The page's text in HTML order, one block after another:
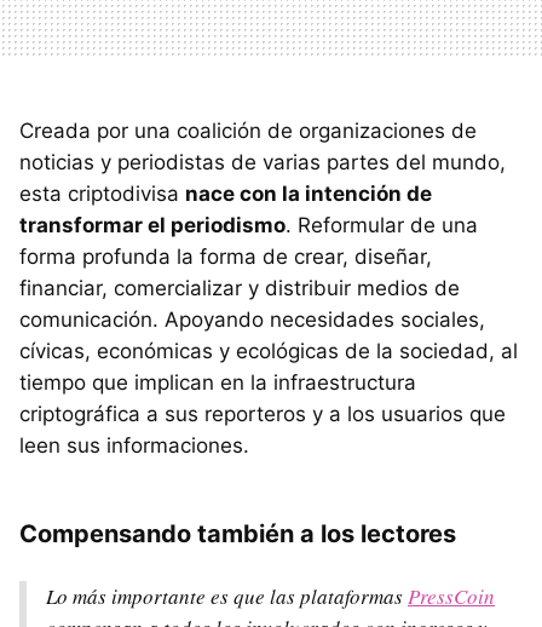
Creada por una coalición de organizaciones de
noticias y periodistas de varias partes del mundo,
esta criptodivisa nace con la intención de
transformar el periodismo. Reformular de una
forma profunda la forma de crear, diseñar,
financiar, comercializar y distribuir medios de
comunicación. Apoyando necesidades sociales,
cívicas, económicas y ecológicas de la sociedad, al
tiempo que implican en la infraestructura
criptográfica a sus reporteros y a los usuarios que
leen sus informaciones.
Compensando también a los lectores
Lo más importante es que las plataformasPressCoin